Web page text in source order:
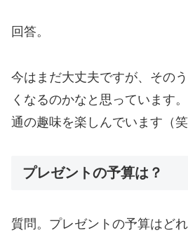
回答。
今はまだ大丈夫ですが、その
くなるのかなと思っています
通の趣味を楽しんでいます（笑
プレゼントの予算は？
質問。プレゼントの予算はど